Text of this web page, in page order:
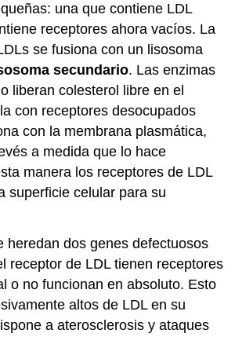
una que contiene LDL
receptores ahora vacíos. La
se fusiona con un lisosoma
secundario. Las enzimas
liberan colesterol libre en el
con receptores desocupados
con la membrana plasmática,
a medida que lo hace
manera los receptores de LDL
superficie celular para su
heredan dos genes defectuosos
receptor de LDL tienen receptores
o no funcionan en absoluto. Esto
altos de LDL en su
a aterosclerosis y ataques